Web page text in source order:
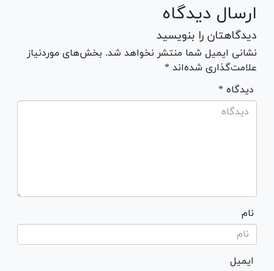
ارسال دیدگاه
دیدگاهتان را بنویسید
نشانی ایمیل شما منتشر نخواهد شد. بخش‌های موردنیاز
علامت‌گذاری شده‌اند *
* دیدگاه
نام
ایمیل